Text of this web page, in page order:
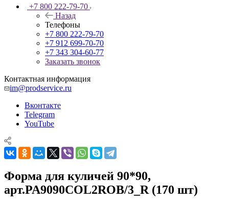
+7 800 222-79-70
Назад
Телефоны
+7 800 222-79-70
+7 912 699-70-70
+7 343 304-60-77
Заказать звонок
Контактная информация
im@prodservice.ru
Вконтакте
Telegram
YouTube
Форма для куличей 90*90,
арт.PA9090COL2ROB/3_R (170 шт)